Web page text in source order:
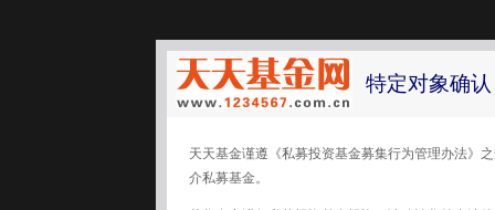
特定对象确认
天天基金谨遵《私募投资基金募集行为管理办法》
介私募基金。